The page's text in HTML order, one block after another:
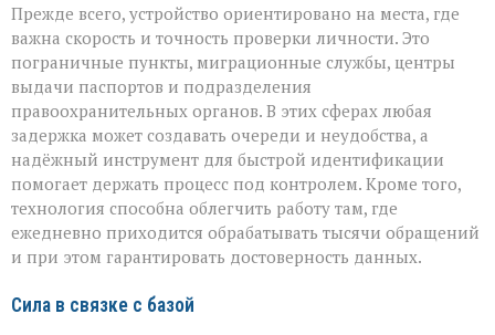
Прежде всего, устройство ориентировано на места, где
важна скорость и точность проверки личности. Это
пограничные пункты, миграционные службы, центры
выдачи паспортов и подразделения
правоохранительных органов. В этих сферах любая
задержка может создавать очереди и неудобства, а
надёжный инструмент для быстрой идентификации
помогает держать процесс под контролем. Кроме того,
технология способна облегчить работу там, где
ежедневно приходится обрабатывать тысячи обращений
и при этом гарантировать достоверность данных.
Сила в связке с базой